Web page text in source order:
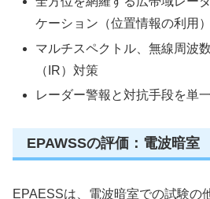
ケーション（位置情報の利用）
マルチスペクトル、無線周波
（IR）対策
レーダー警報と対抗手段を単
EPAWSSの評価：電波暗室
EPAESSは、電波暗室での試験の